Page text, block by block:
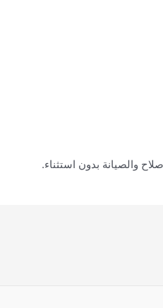
والصيانة بدون استثناء.